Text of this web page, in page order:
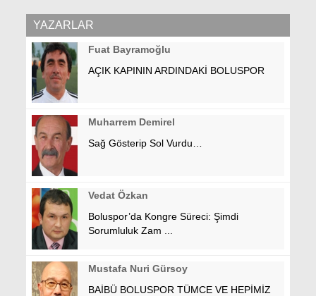
YAZARLAR
Fuat Bayramoğlu
AÇIK KAPININ ARDINDAKİ BOLUSPOR
Muharrem Demirel
Sağ Gösterip Sol Vurdu…
Vedat Özkan
Boluspor’da Kongre Süreci: Şimdi
Sorumluluk Zam ...
Mustafa Nuri Gürsoy
BAİBÜ BOLUSPOR TÜMCE VE HEPİMİZ